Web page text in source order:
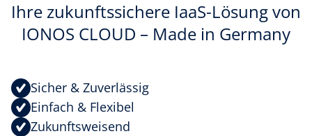
Ihre zukunftssichere IaaS-Lösung von
IONOS CLOUD – Made in Germany
Sicher & Zuverlässig
Einfach & Flexibel
Zukunfts­weisend